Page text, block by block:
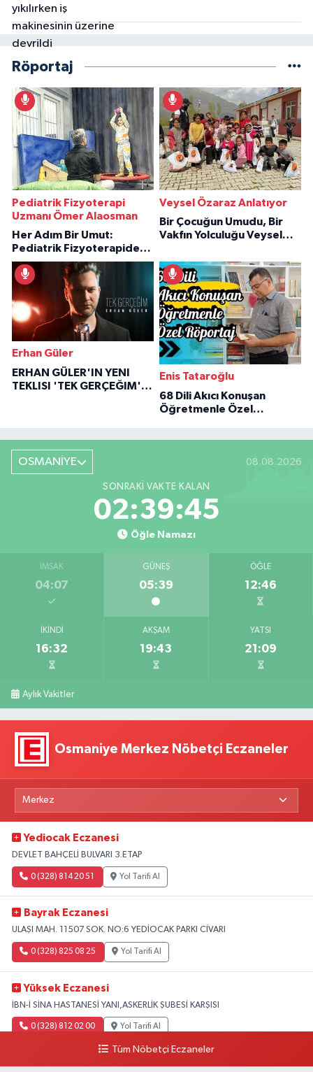
Röportaj
Pediatrik Fizyoterapi
Uzmanı Ömer Alaosman
Her Adım Bir Umut:
Pediatrik Fizyoterapiden
İlham Veren Hikâyeler
Veysel Özaraz Anlatıyor
Bir Çocuğun Umudu, Bir
Vakfın Yolculuğu Veysel
Erhan Güler
ERHAN GÜLER'IN YENI
TEKLISI 'TEK GERÇEĞIM'LE
Enis Tataroğlu
68 Dili Akıcı Konuşan
Öğretmenle Özel
OSMANİYE 08.08.2026
SONRAKI VAKTE KALAN
02:39:44
Öğle Namazı
İMSAK
04:07
GÜNEŞ
05:39
ÖĞLE
12:46
İKINDI
16:32
AKŞAM
19:43
YATSI
21:09
Aylık Vakitler
Osmaniye Merkez Nöbetçi Eczaneler
Yediocak Eczanesi
DEVLET BAHÇELİ BULVARI 3.ETAP
0 (328) 814 20 51 Yol Tarifi Al
Bayrak Eczanesi
ULAŞI MAH. 11507 SOK. NO:6 YEDİOCAK PARKI CİVARI
0 (328) 825 08 25 Yol Tarifi Al
Yüksek Eczanesi
İBN-İ SİNA HASTANESİ YANI,ASKERLİK ŞUBESİ KARŞISI
0 (328) 812 02 00 Yol Tarifi Al
Tüm Nöbetçi Eczaneler